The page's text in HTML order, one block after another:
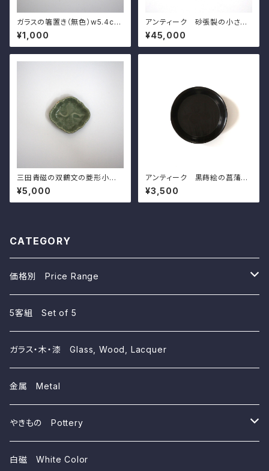
ガラスの箸置き（無色）w5.4cm
Japanese Colorless Gla
ss Hashioki Chopstick Res
t
¥1,000
アンティーク 砂張製の小さな
菓子入 d8.7cm Antique Ja
panese Copper Covered R
ound Box, or Candy Contai
¥45,000
三田青磁の双鶴文の菱形小皿
（その５）d9.7cm Antique J
apanese Celadon Rhombu
s Small Dish, Embossed D
¥5,000
アンティーク 黒蒔絵の菖蒲模
様の小皿（その７）d11.5cm A
ntique Japanese Lacquere
d Wooden Small Dish, Iris
¥3,500
CATEGORY
価格別 Price Range
~10,000yen
~5,000yen
~3,000yen
~1,000yen
5客組 Set of 5
ガラス・木・漆 Glass, Wood, Lacquer
金属 Metal
やきもの Pottery
磁器 Porcelains
白磁 White Color